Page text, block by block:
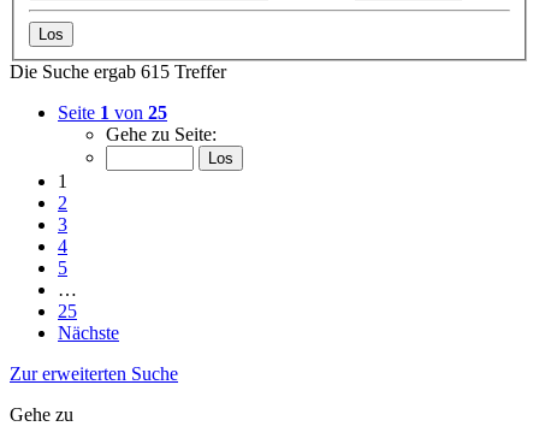
Die Suche ergab 615 Treffer
Seite 1 von 25
Gehe zu Seite:
1
2
3
4
5
…
25
Nächste
Zur erweiterten Suche
Gehe zu